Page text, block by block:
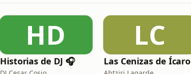
HD
Historias de DJ 🎧
LC
Las Cenizas de Ícaro